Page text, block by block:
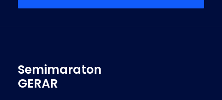
Semimaraton
GERAR